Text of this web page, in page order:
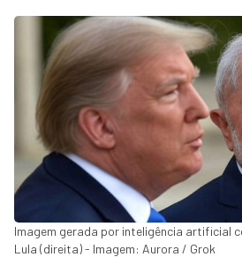
Imagem gerada por inteligência artificial
Lula (direita) - Imagem: Aurora / Grok